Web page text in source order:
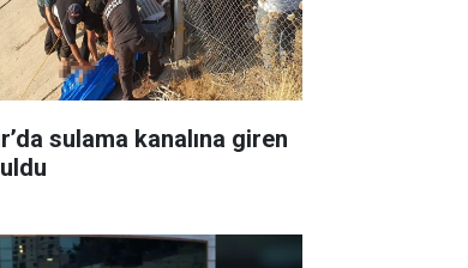
sulama kanalına giren